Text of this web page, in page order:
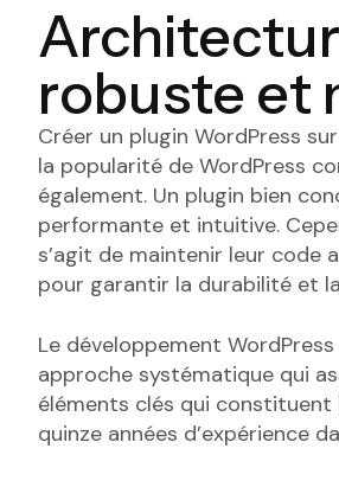
robuste et
Créer un plugin WordPress
la popularité de WordPress
également. Un plugin bien
performante et intuitive.
s’agit de maintenir leur code
pour garantir la durabilité et
Le développement
approche systématique qui
éléments clés qui constituent
quinze années d’expérience